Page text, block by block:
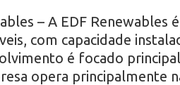
– A EDF
com capacidade
é focado
opera principalmente